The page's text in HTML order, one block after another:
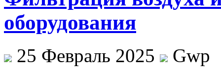
оборудования
25 Февраль 2025
Gwp